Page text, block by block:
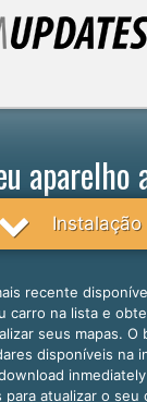
aparelho
Instalação
recente
carro na lista e
seus mapas. O
disponíveis na
atualizar o seu